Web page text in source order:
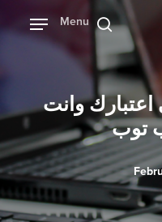
بحث
Menu
وانت
توب